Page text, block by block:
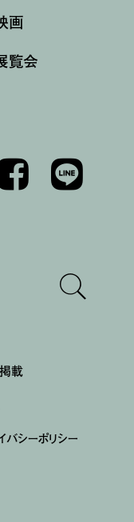
画
覧会
LINE
載
バシーポリシー